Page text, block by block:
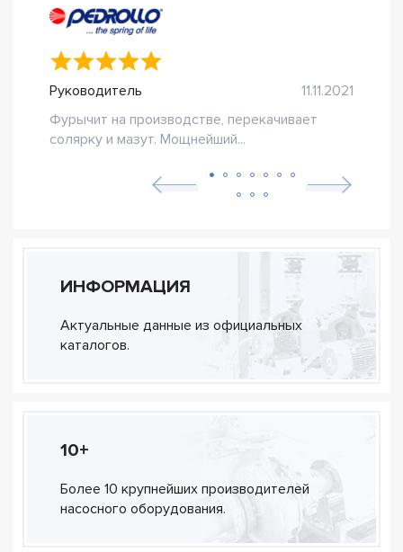
Руководитель
11.11.2021
Фурычит на производстве, перекачивает
солярку и мазут. Мощнейший...
ИНФОРМАЦИЯ
Актуальные данные из официальных
каталогов.
10+
Более 10 крупнейших производителей
насосного оборудования.